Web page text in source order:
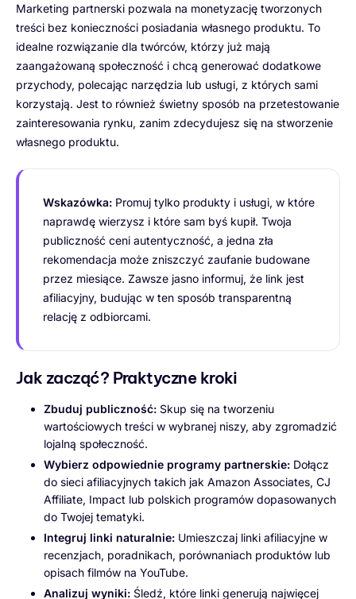
Marketing partnerski pozwala na monetyzację tworzonych
treści bez konieczności posiadania własnego produktu. To
idealne rozwiązanie dla twórców, którzy już mają
zaangażowaną społeczność i chcą generować dodatkowe
przychody, polecając narzędzia lub usługi, z których sami
korzystają. Jest to również świetny sposób na przetestowanie
zainteresowania rynku, zanim zdecydujesz się na stworzenie
własnego produktu.
Wskazówka: Promuj tylko produkty i usługi, w które
naprawdę wierzysz i które sam byś kupił. Twoja
publiczność ceni autentyczność, a jedna zła
rekomendacja może zniszczyć zaufanie budowane
przez miesiące. Zawsze jasno informuj, że link jest
afiliacyjny, budując w ten sposób transparentną
relację z odbiorcami.
Jak zacząć? Praktyczne kroki
Zbuduj publiczność: Skup się na tworzeniu
wartościowych treści w wybranej niszy, aby zgromadzić
lojalną społeczność.
Wybierz odpowiednie programy partnerskie: Dołącz
do sieci afiliacyjnych takich jak Amazon Associates, CJ
Affiliate, Impact lub polskich programów dopasowanych
do Twojej tematyki.
Integruj linki naturalnie: Umieszczaj linki afiliacyjne w
recenzjach, poradnikach, porównaniach produktów lub
opisach filmów na YouTube.
Analizuj wyniki: Śledź, które linki generują najwięcej